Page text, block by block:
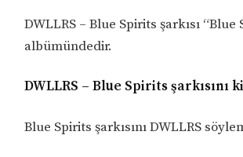
DWLLRS – Blue Spirits şarkısı “Blue
albümündedir.
DWLLRS – Blue Spirits şarkısını
Blue Spirits şarkısını DWLLRS